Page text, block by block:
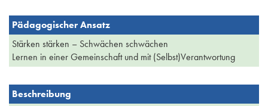
Pädagogischer Ansatz
Stärken stärken – Schwächen schwächen
Lernen in einer Gemeinschaft und mit (Selbst)Verantwortung
Beschreibung